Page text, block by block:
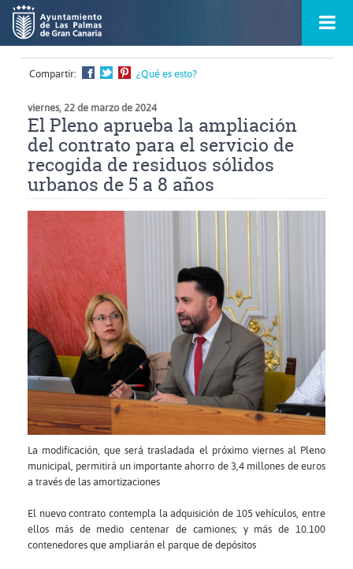
contenido
principal
Menú
Compartir: ¿Qué es esto?
viernes, 22 de marzo de 2024
El Pleno aprueba la ampliación
del contrato para el servicio de
recogida de residuos sólidos
urbanos de 5 a 8 años
La modificación, que será trasladada el próximo viernes al Pleno
municipal, permitirá un importante ahorro de 3,4 millones de euros
a través de las amortizaciones
El nuevo contrato contempla la adquisición de 105 vehículos, entre
ellos más de medio centenar de camiones; y más de 10.100
contenedores que ampliarán el parque de depósitos